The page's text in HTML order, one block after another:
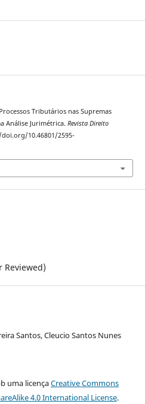
Tributários nas Supremas
Análise Jurimétrica. Revista Direito
10.46801/2595-
Reviewed)
Santos, Cleucio Santos Nunes
uma licençaCreative Commons
4.0 International License.